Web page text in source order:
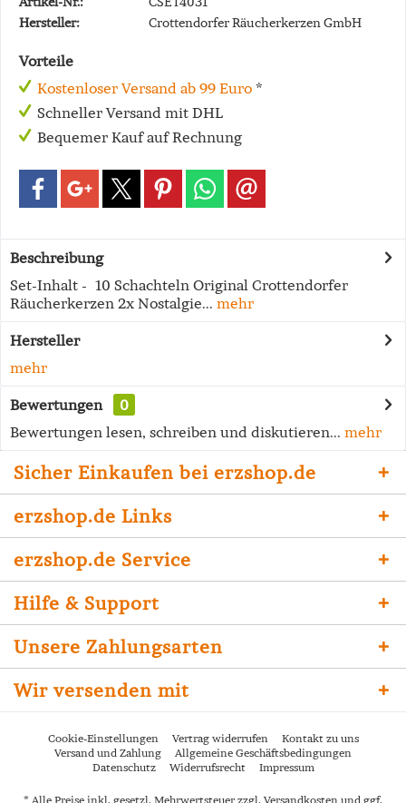
Hersteller:
Crottendorfer Räucherkerzen GmbH
Vorteile
Kostenloser Versand ab 99 Euro *
Schneller Versand mit DHL
Bequemer Kauf auf Rechnung
Beschreibung
Set-Inhalt - 10 Schachteln Original Crottendorfer
Räucherkerzen 2x Nostalgie... mehr
Hersteller
mehr
Bewertungen
0
Bewertungen lesen, schreiben und diskutieren... mehr
Sicher Einkaufen bei erzshop.de
erzshop.de Links
erzshop.de Service
Hilfe & Support
Unsere Zahlungsarten
Wir versenden mit
Cookie-Einstellungen Vertrag widerrufen
Kontakt zu uns
Versand und Zahlung
Allgemeine Geschäftsbedingungen
Datenschutz
Widerrufsrecht Impressum
* Alle Preise inkl. gesetzl. Mehrwertsteuer zzgl. Versandkosten und ggf.